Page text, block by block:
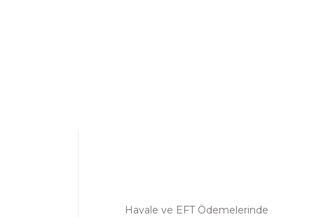
Havale ve EFT Ödemelerinde